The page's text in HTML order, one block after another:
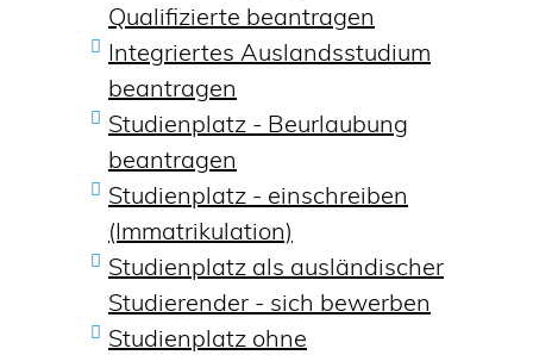
Qualifizierte beantragen
Integriertes Auslandsstudium
beantragen
Studienplatz - Beurlaubung
beantragen
Studienplatz - einschreiben
(Immatrikulation)
Studienplatz als ausländischer
Studierender - sich bewerben
Studienplatz ohne